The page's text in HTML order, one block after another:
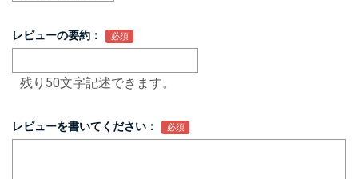
レビューの要約：
残り50文字記述できます。
レビューを書いてください：